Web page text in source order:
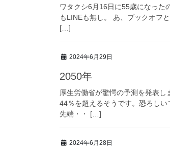
ワタクシ6月16日に55歳になった
もLINEも無し。 あ、ブックオフ
[…]
2024年6月29日
2050年
厚生労働省が驚愕の予測を発表
44％を超えるそうです。恐ろし
先端・・ […]
2024年6月28日